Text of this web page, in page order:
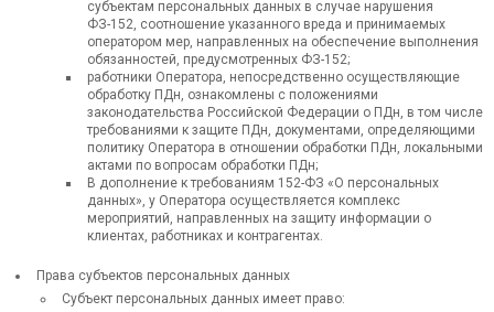
субъектам персональных данных в случае нарушения
ФЗ-152, соотношение указанного вреда и принимаемых
оператором мер, направленных на обеспечение выполнения
обязанностей, предусмотренных ФЗ-152;
работники Оператора, непосредственно осуществляющие
обработку ПДн, ознакомлены с положениями
законодательства Российской Федерации о ПДн, в том числе
требованиями к защите ПДн, документами, определяющими
политику Оператора в отношении обработки ПДн, локальными
актами по вопросам обработки ПДн;
В дополнение к требованиям 152-ФЗ «О персональных
данных», у Оператора осуществляется комплекс
мероприятий, направленных на защиту информации о
клиентах, работниках и контрагентах.
Права субъектов персональных данных
Субъект персональных данных имеет право: